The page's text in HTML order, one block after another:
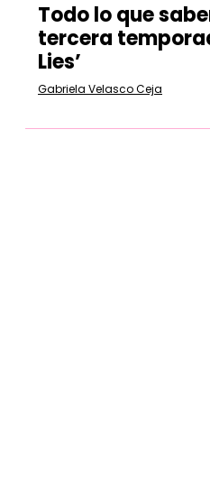
Todo lo que
tercera
Lies’
Gabriela Velasco Ceja